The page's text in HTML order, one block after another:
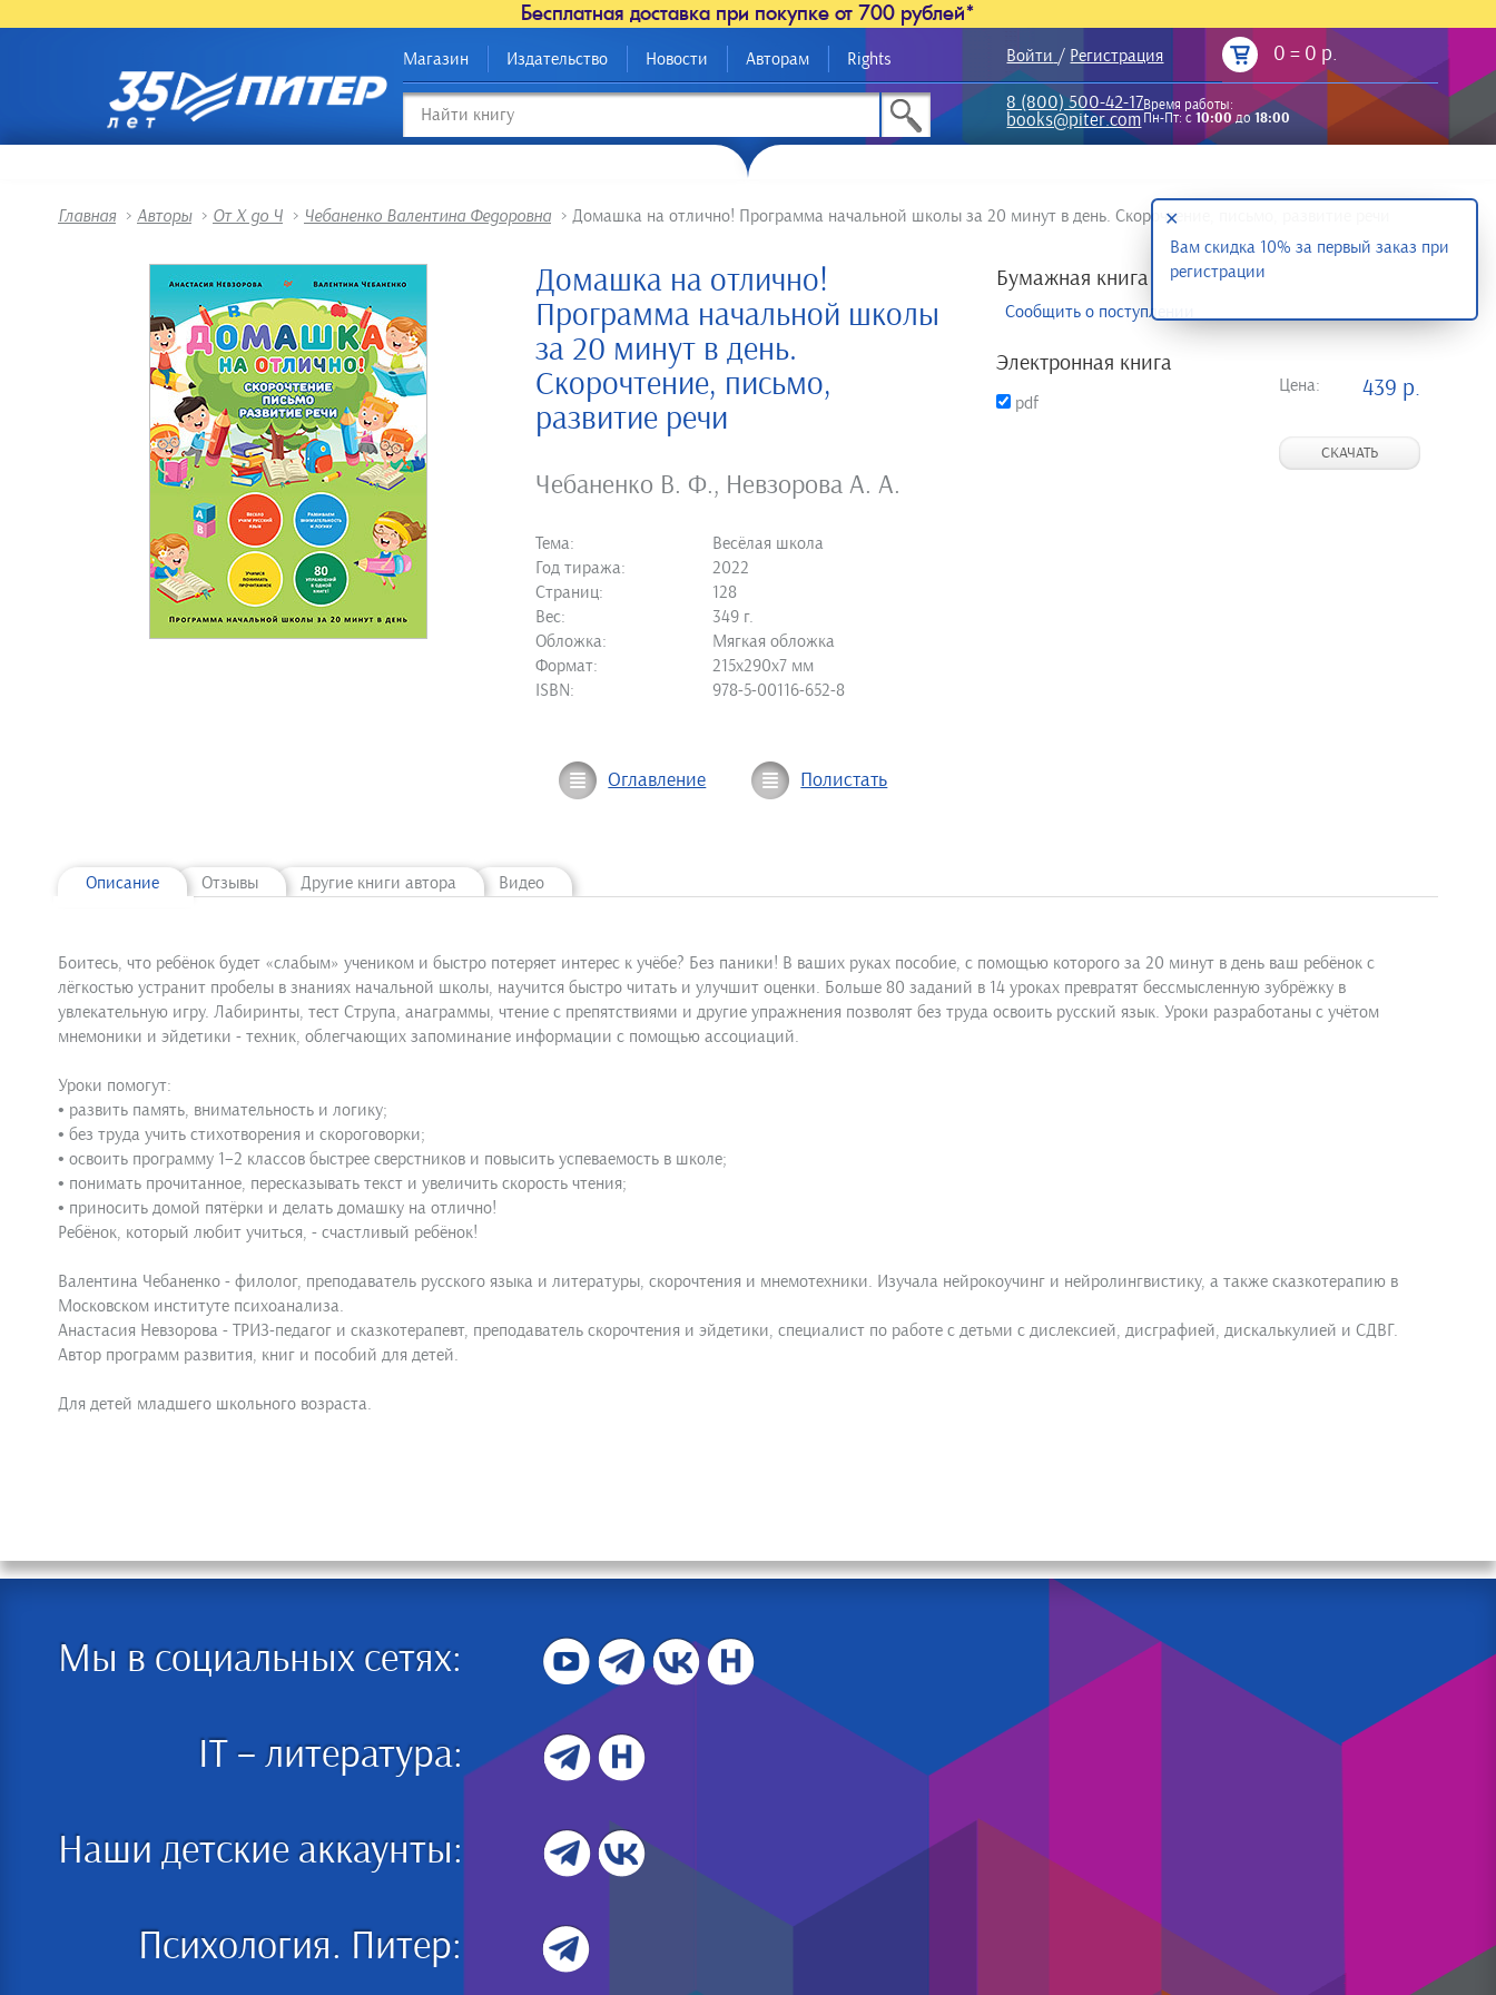
Бесплатная доставка при покупке от 700 рублей*
Магазин Издательство Новости Авторам Rights Войти / Регистрация 0 = 0 р.
8 (800) 500-42-17
books@piter.com
Время работы:
Пн-Пт: с10:00до18:00
Главная > Авторы > От Х до Ч > Чебаненко Валентина Федоровна > Домашка на отлично! Программа начальной школы за 20 минут в день. Скорочтение, письмо, развитие речи
Домашка на отлично!
Программа начальной школы
за 20 минут в день.
Скорочтение, письмо,
развитие речи
Чебаненко В. Ф., Невзорова А. А.
Тема:
Весёлая школа
Год тиража:
2022
Страниц:
128
Вес:
349 г.
Обложка:
Мягкая обложка
Формат:
215х290х7 мм
ISBN:
978-5-00116-652-8
Бумажная книга
Сообщить о поступлении
Электронная книга
pdf
Цена: 439 р.
СКАЧАТЬ
Оглавление Полистать
Описание Отзывы Другие книги автора Видео
Боитесь, что ребёнок будет «слабым» учеником и быстро потеряет интерес к учёбе? Без паники! В ваших руках пособие, с помощью которого за 20 минут в день ваш ребёнок с
лёгкостью устранит пробелы в знаниях начальной школы, научится быстро читать и улучшит оценки. Больше 80 заданий в 14 уроках превратят бессмысленную зубрёжку в
увлекательную игру. Лабиринты, тест Струпа, анаграммы, чтение с препятствиями и другие упражнения позволят без труда освоить русский язык. Уроки разработаны с учётом
мнемоники и эйдетики - техник, облегчающих запоминание информации с помощью ассоциаций.
Уроки помогут:
• развить память, внимательность и логику;
• без труда учить стихотворения и скороговорки;
• освоить программу 1–2 классов быстрее сверстников и повысить успеваемость в школе;
• понимать прочитанное, пересказывать текст и увеличить скорость чтения;
• приносить домой пятёрки и делать домашку на отлично!
Ребёнок, который любит учиться, - счастливый ребёнок!
Валентина Чебаненко - филолог, преподаватель русского языка и литературы, скорочтения и мнемотехники. Изучала нейрокоучинг и нейролингвистику, а также сказкотерапию в
Московском институте психоанализа.
Анастасия Невзорова - ТРИЗ-педагог и сказкотерапевт, преподаватель скорочтения и эйдетики, специалист по работе с детьми с дислексией, дисграфией, дискалькулией и СДВГ.
Автор программ развития, книг и пособий для детей.
Для детей младшего школьного возраста.
Мы в социальных сетях:
IT – литература:
Наши детские аккаунты:
Психология. Питер:
Вам скидка 10% за первый заказ при
регистрации
✕